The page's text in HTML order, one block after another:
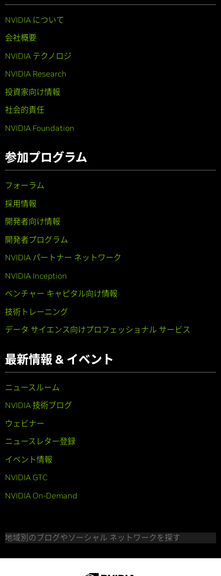
NVIDIA について
会社概要
NVIDIA テクノロジ
NVIDIA Research
投資家向け情報
社会的責任
NVIDIA Foundation
参加プログラム
フォーラム
採用情報
開発者向け情報
開発者プログラム
NVIDIA パートナー ネットワーク
NVIDIA Inception
ベンチャー キャピタル向け情報
技術トレーニング
データ サイエンス向けプロフェッショナル サービス
最新情報 & イベント
ニュースルーム
NVIDIA 技術ブログ
ウェビナー
ニュースレター登録
イベント情報
NVIDIA GTC
NVIDIA On-Demand
地域別のブログやソーシャル ネットワークを探す